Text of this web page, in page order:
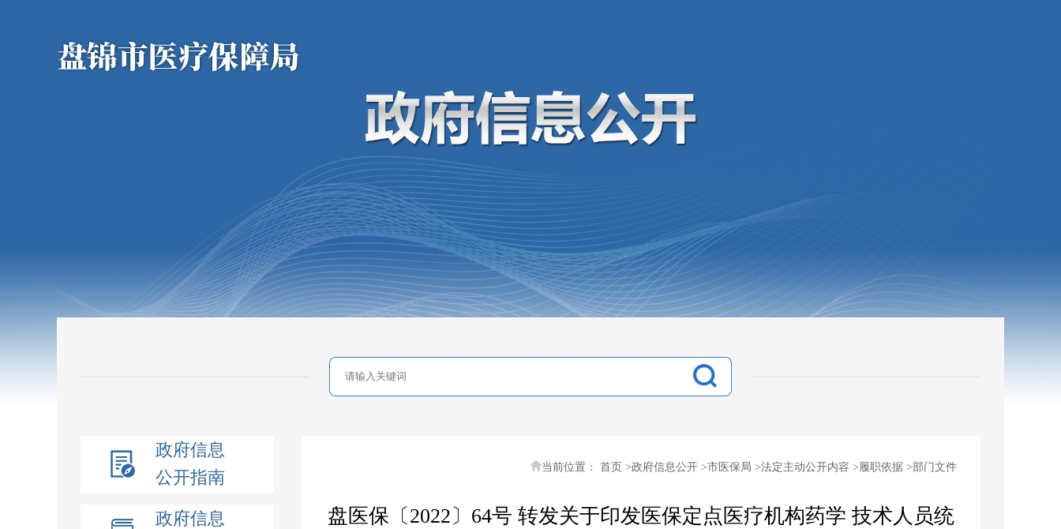
政府信息
公开指南
政府信息
当前位置： 首页 >政府信息公开 >市医保局 >法定主动公开内容 >履职依据 >部门文件
盘医保〔2022〕64号 转发关于印发医保定点医疗机构药学 技术人员统